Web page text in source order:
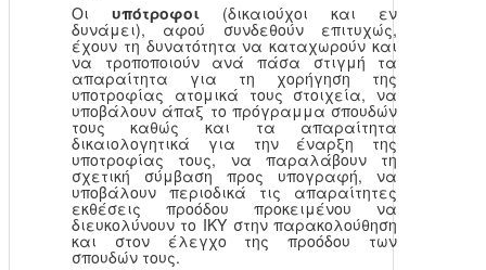
Οι υπότροφοι(δικαιούχοι και εν
δυνάμει), αφού συνδεθούν επιτυχώς,
έχουν τη δυνατότητα να καταχωρούν και
να τροποποιούν ανά πάσα στιγμή τα
απαραίτητα για τη χορήγηση της
υποτροφίας ατομικά τους στοιχεία, να
υποβάλουν άπαξ το πρόγραμμα σπουδών
τους καθώς και τα απαραίτητα
δικαιολογητικά για την έναρξη της
υποτροφίας τους, να παραλάβουν τη
σχετική σύμβαση προς υπογραφή, να
υποβάλουν περιοδικά τις απαραίτητες
εκθέσεις προόδου προκειμένου να
διευκολύνουν το ΙΚΥ στην παρακολούθηση
και στον έλεγχο της προόδου των
σπουδών τους.